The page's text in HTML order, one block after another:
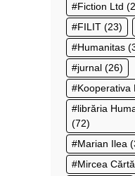
Fiction Ltd
FILIT (23)
Humanitas
jurnal (26)
Kooperativa
librăria
(72)
Marian Ilea
Mircea